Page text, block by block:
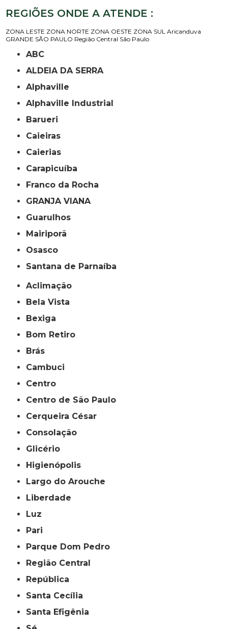
REGIÕES ONDE A ATENDE :
ZONA LESTE ZONA NORTE ZONA OESTE ZONA SUL Aricanduva
GRANDE SÃO PAULO Região Central São Paulo
ABC
ALDEIA DA SERRA
Alphaville
Alphaville Industrial
Barueri
Caieiras
Caierias
Carapicuíba
Franco da Rocha
GRANJA VIANA
Guarulhos
Mairiporã
Osasco
Santana de Parnaíba
Aclimação
Bela Vista
Bexiga
Bom Retiro
Brás
Cambuci
Centro
Centro de São Paulo
Cerqueira César
Consolação
Glicério
Higienópolis
Largo do Arouche
Liberdade
Luz
Pari
Parque Dom Pedro
Região Central
República
Santa Cecília
Santa Efigênia